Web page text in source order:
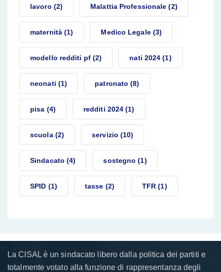
lavoro (2) Malattia Professionale (2)
maternità(1) Medico Legale(3)
modello redditi pf(2) nati 2024 (1)
neonati (1) patronato (8)
pisa (4) redditi 2024 (1)
scuola(2) servizio (10)
Sindacato (4) sostegno (1)
SPID (1) tasse (2) TFR (1)
La CISAL è un sindacato libero dalla politica dei partiti e
totalmente votato alla funzione di rappresentanza degli